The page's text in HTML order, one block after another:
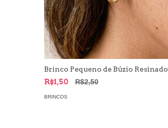
Brinco Pequeno de Búzio Resinado
R$1,50
R$2,50
BRINCOS